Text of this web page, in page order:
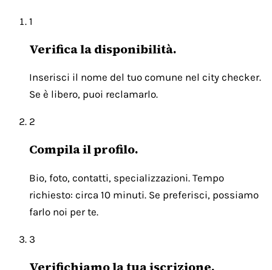
1
Verifica la disponibilità.
Inserisci il nome del tuo comune nel city checker.
Se è libero, puoi reclamarlo.
2
Compila il profilo.
Bio, foto, contatti, specializzazioni. Tempo
richiesto: circa 10 minuti. Se preferisci, possiamo
farlo noi per te.
3